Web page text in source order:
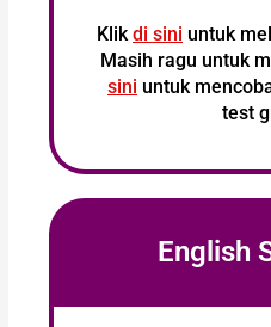
Klikdi sini untuk
Masih ragu untuk
sini untuk
test
English